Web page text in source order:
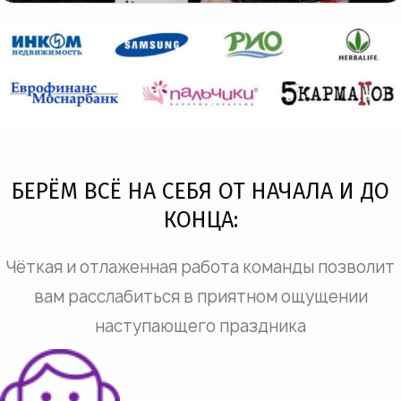
БЕРЁМ ВСЁ НА СЕБЯ ОТ НАЧАЛА И ДО
КОНЦА:
Чёткая и отлаженная работа команды позволит
вам расслабиться в приятном ощущении
наступающего праздника